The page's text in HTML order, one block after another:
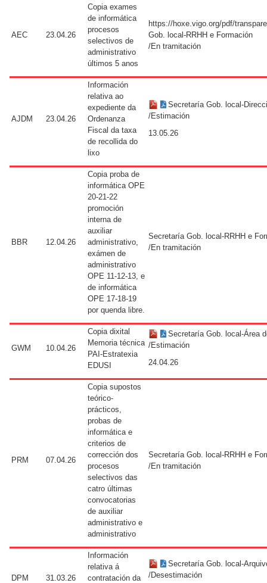
AEC 23.04.26
Copia exames
de informática
procesos
selectivos de
administrativo
últimos 5 anos
https://hoxe.vigo.org/pdf/
Gob. local-RRHH e Formación
/En tramitación
AJDM 23.04.26
Información
relativa ao
expediente da
Ordenanza
Fiscal da taxa
de recollida do
lixo
Secretaría Gob. local-
/Estimación
13.05.26
BBR 12.04.26
Copia proba de
informática OPE
20-21-22
promoción
interna de
auxiliar
administrativo,
exámen de
administrativo
OPE 11-12-13, e
de informática
OPE 17-18-19
por quenda libre.
Secretaría Gob. local-RRHH e
/En tramitación
GWM 10.04.26
Copia dixital
Memoria técnica
PAI-Estratexia
EDUSI
Secretaría Gob. local-Área
/Estimación
24.04.26
PRM 07.04.26
Copia supostos
teórico-
prácticos,
probas de
informática e
criterios de
corrección dos
procesos
selectivos das
catro últimas
convocatorias
de auxiliar
administrativo e
administrativo
Secretaría Gob. local-RRHH e
/En tramitación
DPM 31.03.26
Información
relativa á
contratación da
Secretaría Gob. local-
/Desestimación